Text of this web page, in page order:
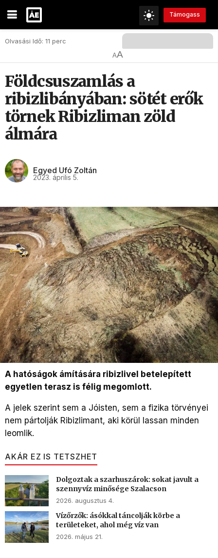
Támogass
Olvasási Idő: 11 perc
AA
Földcsuszamlás a
ribizlibányában: sötét erők
törnek Ribizliman zöld
álmára
Egyed Ufó Zoltán
2023. április 5.
A hatóságok ámítására ribizlivel betelepített
egyetlen terasz is félig megomlott.
A jelek szerint sem a Jóisten, sem a fizika törvényei
nem pártolják Ribizlimant, aki körül lassan minden
leomlik.
AKÁR EZ IS TETSZHET
Dolgoztak a szarhuszárok: sokat javult a
szennyvíz minősége Szalacson
2026. augusztus 4.
Vízőrzők: ásókkal táncolják körbe a
területeket, ahol még víz van
2026. május 21.